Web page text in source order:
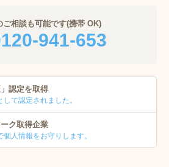
ご相談も可能です(携帯 OK)
941-653
認定を取得
して認定されました。
ク取得企業
個人情報をお守りします。